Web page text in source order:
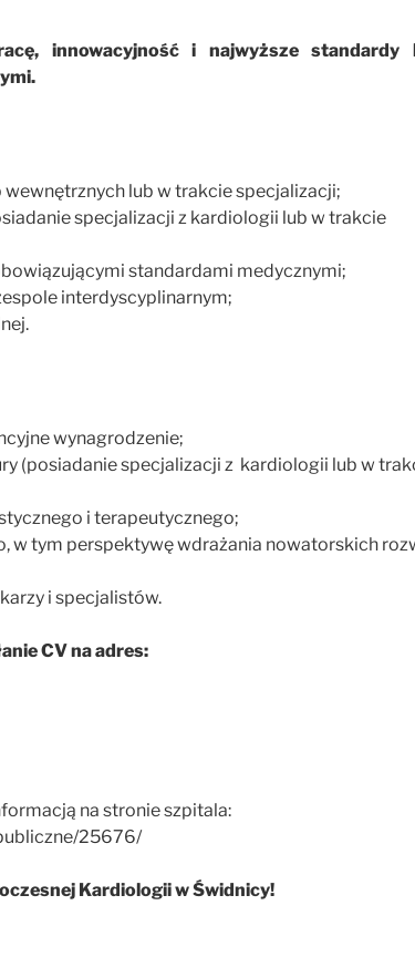
innowacyjność i najwyższe standardy
lub w trakcie specjalizacji;
specjalizacji z kardiologii lub w trakcie
standardami medycznymi;
interdyscyplinarnym;
wynagrodzenie;
(posiadanie specjalizacji z kardiologii lub w
i terapeutycznego;
tym perspektywę wdrażania nowatorskich
i specjalistów.
CV na adres:
na stronie szpitala:
25676/
Kardiologii w Świdnicy!